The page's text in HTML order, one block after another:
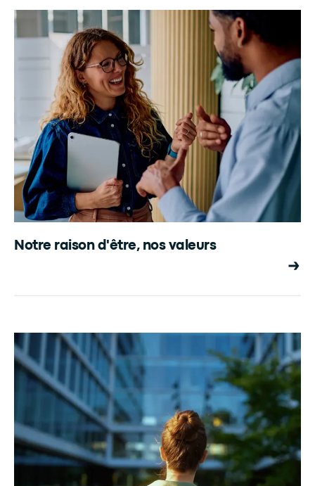
Notre raison d'être, nos valeurs